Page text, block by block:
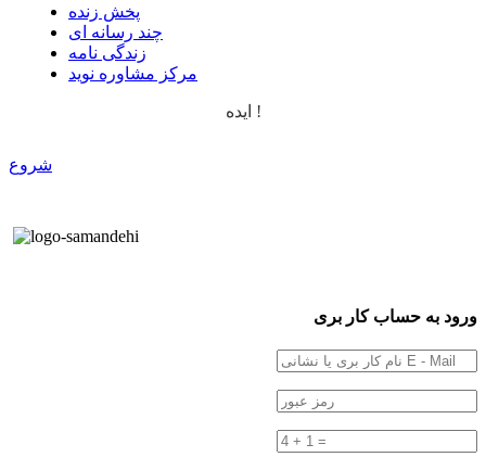
پخش زنده
چند رسانه ای
زندگی نامه
مرکز مشاوره نوید
ایده !
شروع
ورود به حساب کار بری